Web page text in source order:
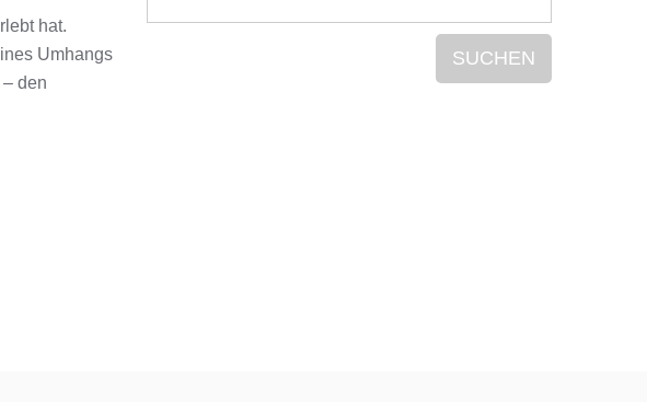
hat.
Umhangs
den